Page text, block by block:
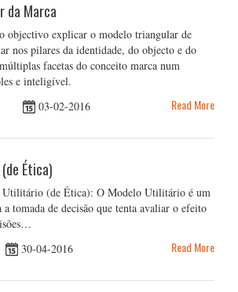
da Marca
objectivo explicar o modelo triangular de
nos pilares da identidade, do objecto e do
facetas do conceito marca num
e inteligível.
03-02-2016 Read More
Ética)
Utilitário (de Ética): O Modelo Utilitário é um
tomada de decisão que tenta avaliar o efeito
30-04-2016 Read More